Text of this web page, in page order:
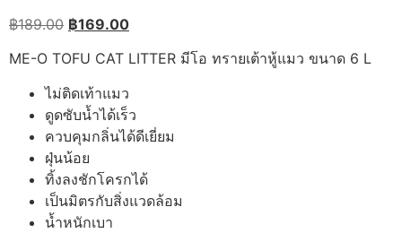
฿189.00 Original
was:
฿189.00.
฿169.00Current
is:
ME-O TOFU CAT LITTER มีโอ ทรายเต้าหู้แมว ขนาด 6 L
ไม่ติดเท้าแมว
ดูดซับน้ำได้เร็ว
ควบคุมกลิ่นได้ดีเยี่ยม
ฝุ่นน้อย
ทิ้งลงชักโครกได้
เป็นมิตรกับสิ่งแวดล้อม
น้ำหนักเบา